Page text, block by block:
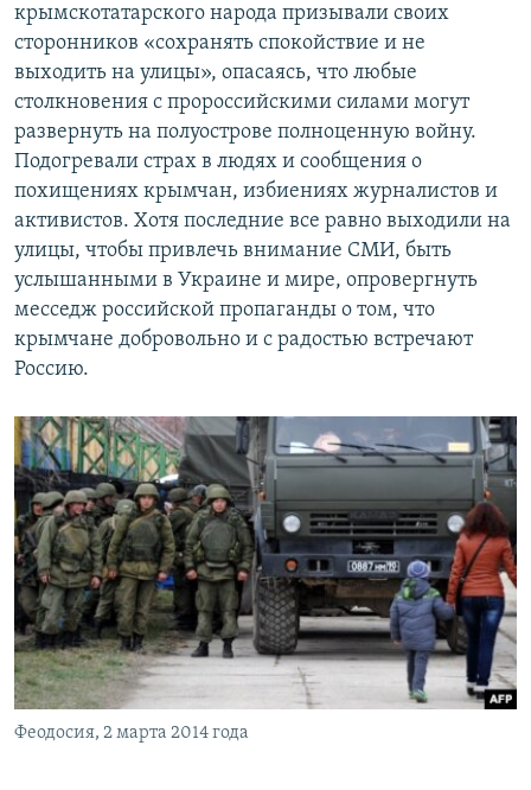
крымскотатарского народа призывали своих
сторонников «сохранять спокойствие и не
выходить на улицы», опасаясь, что любые
столкновения с пророссийскими силами могут
развернуть на полуострове полноценную войну.
Подогревали страх в людях и сообщения о
похищениях крымчан, избиениях журналистов и
активистов. Хотя последние все равно выходили на
улицы, чтобы привлечь внимание СМИ, быть
услышанными в Украине и мире, опровергнуть
месседж российской пропаганды о том, что
крымчане добровольно и с радостью встречают
Россию.
Феодосия, 2 марта 2014 года